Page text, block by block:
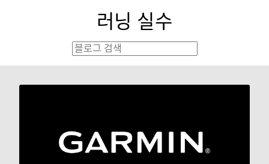
러닝 실수